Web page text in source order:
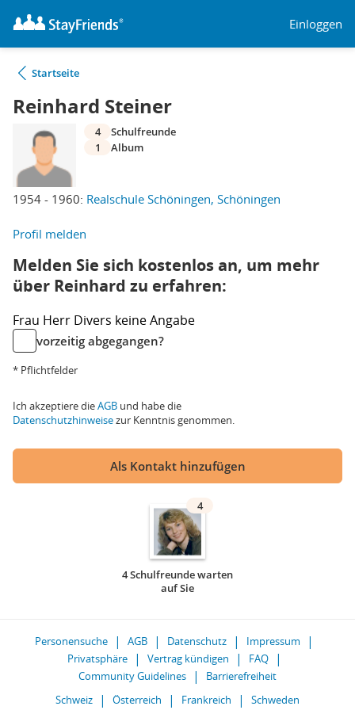
Einloggen
Startseite
Reinhard Steiner
1954 - 1960: Realschule Schöningen, Schöningen
4
Schulfreunde
1
Album
Profil melden
Melden Sie sich kostenlos an, um mehr
über Reinhard zu erfahren:
Frau Herr Divers keine Angabe
vorzeitig abgegangen?
* Pflichtfelder
Ich akzeptiere dieAGB und habe die
Datenschutzhinweisezur Kenntnis genommen.
Als Kontakt hinzufügen
4
4 Schulfreunde warten
auf Sie
Personensuche AGB Datenschutz
Impressum
Privatsphäre
Vertrag kündigen
FAQ
Community Guidelines
Barrierefreiheit
Schweiz
Österreich Frankreich Schweden